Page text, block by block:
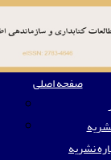
صفحه اصلی
نشریه